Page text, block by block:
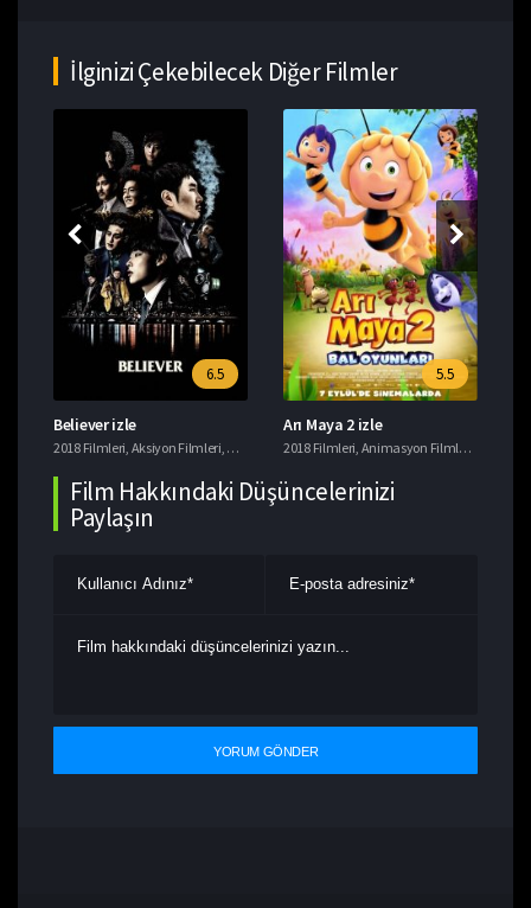
İlginizi Çekebilecek Diğer Filmler
, Tavsiye Filmler
6.5
Believer izle
2018 Filmleri Aksiyon Filmleri Gerilim Filmleri,Suç Filmleri
5.5
Arı Maya 2 izle
2018 Filmleri Animasyon Filmleri
Film Hakkındaki Düşüncelerinizi
Paylaşın